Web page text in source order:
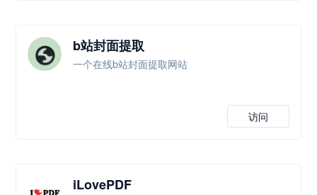
b站封面提取
一个在线b站封面提取网站
访问
iLovePDF